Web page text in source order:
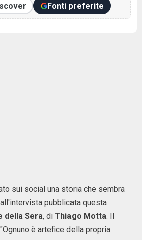
Fonti preferite
sui social una storia che sembra
pubblicata questa
della Sera, di Thiago Motta. Il
è artefice della propria